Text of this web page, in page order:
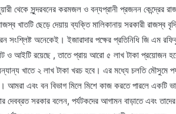
থেকে সুন্দরবনের করমজল ও বন্যপ্রানী প্রজনন কেন্দ্রের
খাতটি ছেড়ে দেয়ায় ব্যক্তি মালিকানায় সরকারী
সংশ্লিষ্ট অনেকেই। ইজারাদার পক্ষের প্রতিনিধি জি এম
ও আইটি রয়েছে , তাতে প্রায় আরো ৫ লাখ টাকা প্রয়োজন
খাতে ২ লাখ টাকা খরচ হবে। এর মধ্যে চলতি মৌসুমে
আমরা এবং বন বিভাগ মিলে মিশে কাজ করতে পারলে
দেবব্রত সরকার বলেন, পর্যটকদের আগামন বাড়াতে এবং